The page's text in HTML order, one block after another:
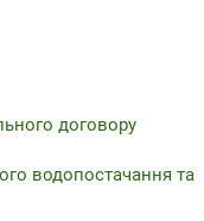
договору
водопостачання та